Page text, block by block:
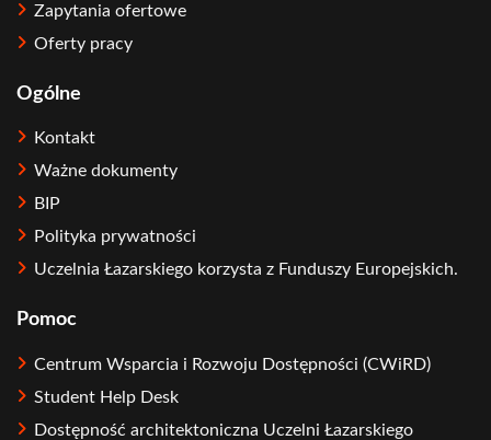
Zapytania ofertowe
Oferty pracy
Ogólne
Kontakt
Ważne dokumenty
BIP
Polityka prywatności
Uczelnia Łazarskiego korzysta z Funduszy Europejskich.
Pomoc
Centrum Wsparcia i Rozwoju Dostępności (CWiRD)
Student Help Desk
Dostępność architektoniczna Uczelni Łazarskiego